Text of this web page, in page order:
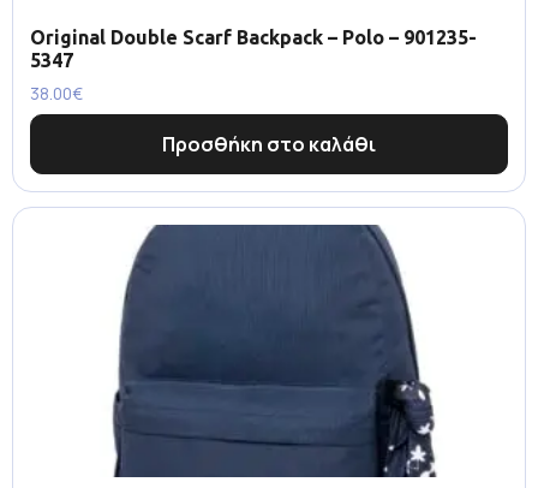
Original Double Scarf Backpack – Polo – 901235-
5347
38.00€
Προσθήκη στο καλάθι